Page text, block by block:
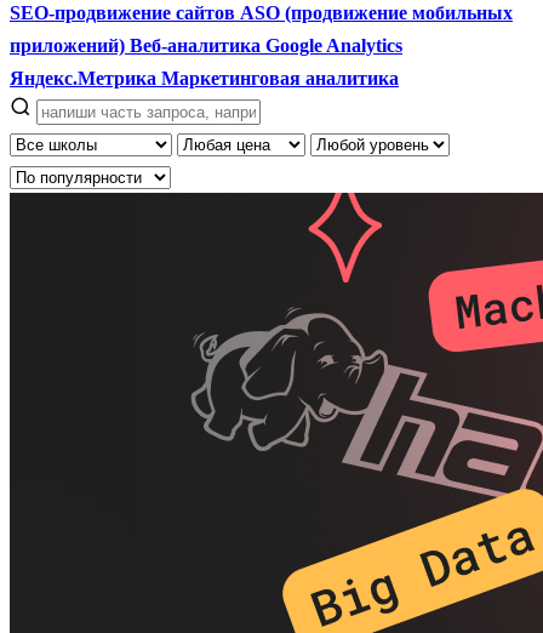
SEO-продвижение сайтов ASO (продвижение мобильных
приложений) Веб-аналитика Google Analytics
Яндекс.Метрика Маркетинговая аналитика